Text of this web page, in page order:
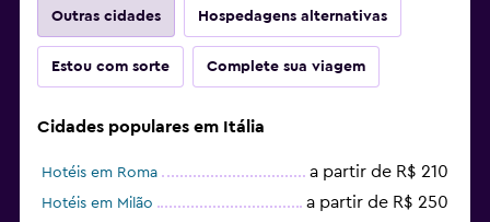
Outras cidades Hospedagens alternativas
Estou com sorte Complete sua viagem
Cidades populares em Itália
Hotéis em Roma a partir de R$ 210
Hotéis em Milão a partir de R$ 250